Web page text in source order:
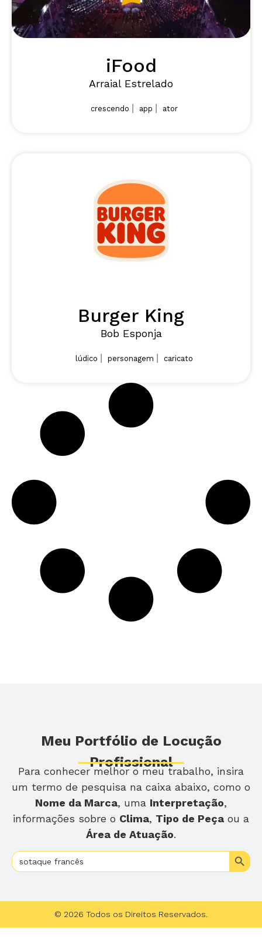
iFood
Arraial Estrelado
crescendo app ator
Burger King
Bob Esponja
lúdico personagem caricato
Meu Portfólio de Locução
Profissional
Para conhecer melhor o meu trabalho, insira
um termo de pesquisa na caixa abaixo, como o
Nome da Marca, uma Interpretação,
informações sobre o Clima, Tipo de Peça ou a
Área de Atuação.
Search
for:
© 2026 Todos os Direitos Reservados.